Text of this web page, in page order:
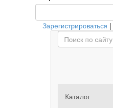
Зарегистрироваться |
Каталог